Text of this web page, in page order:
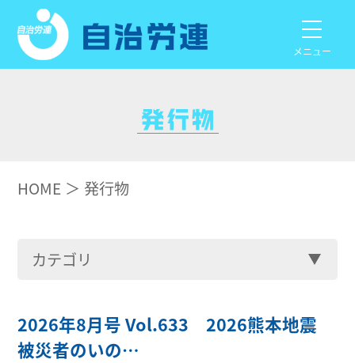
メニュー
HOME 発行物
カテゴリ
2026年8月号 Vol.633 2026熊本地震
被災者のいの…